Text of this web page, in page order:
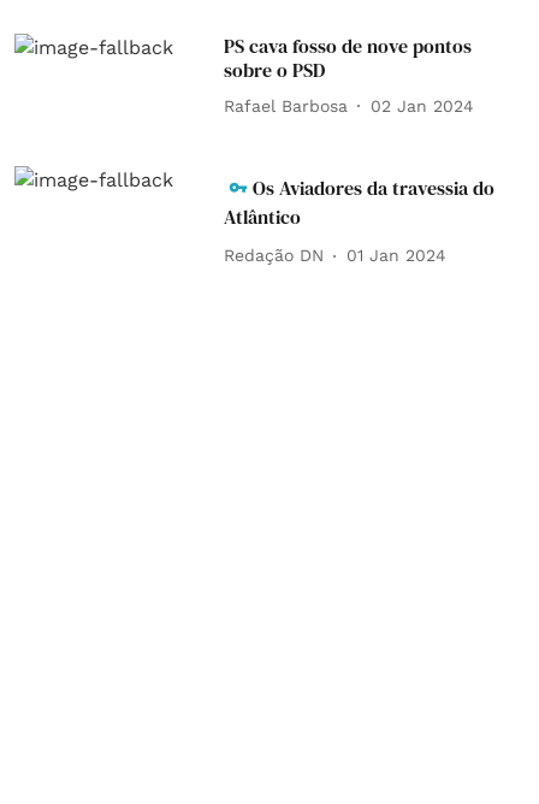
PS cava fosso de nove pontos
sobre o PSD
Rafael Barbosa 02 Jan 2024
Os Aviadores da travessia do
Atlântico
Redação DN 01 Jan 2024